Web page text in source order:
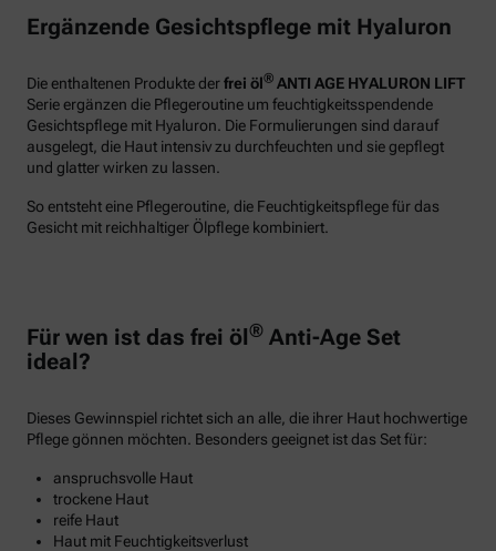
Ergänzende Gesichtspflege mit Hyaluron
Die enthaltenen Produkte derfrei öl® ANTI AGE HYALURON LIFT
Serie ergänzen die Pflegeroutine um feuchtigkeitsspendende
Gesichtspflege mit Hyaluron. Die Formulierungen sind darauf
ausgelegt, die Haut intensiv zu durchfeuchten und sie gepflegt
und glatter wirken zu lassen.
So entsteht eine Pflegeroutine, die Feuchtigkeitspflege für das
Gesicht mit reichhaltiger Ölpflege kombiniert.
Für wen ist das frei öl® Anti-Age Set
ideal?
Dieses Gewinnspiel richtet sich an alle, die ihrer Haut hochwertige
Pflege gönnen möchten. Besonders geeignet ist das Set für:
anspruchsvolle Haut
trockene Haut
reife Haut
Haut mit Feuchtigkeitsverlust